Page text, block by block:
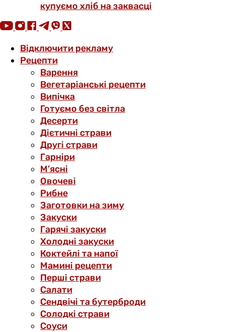
купуємо хліб на заквасці
Відключити рекламу
Рецепти
Варення
Вегетаріанські рецепти
Випічка
Готуємо без світла
Десерти
Дієтичні страви
Другі страви
Гарніри
М’ясні
Овочеві
Рибне
Заготовки на зиму
Закуски
Гарячі закуски
Холодні закуски
Коктейлі та напої
Мамині рецепти
Перші страви
Салати
Сендвічі та бутерброди
Солодкі страви
Соуси